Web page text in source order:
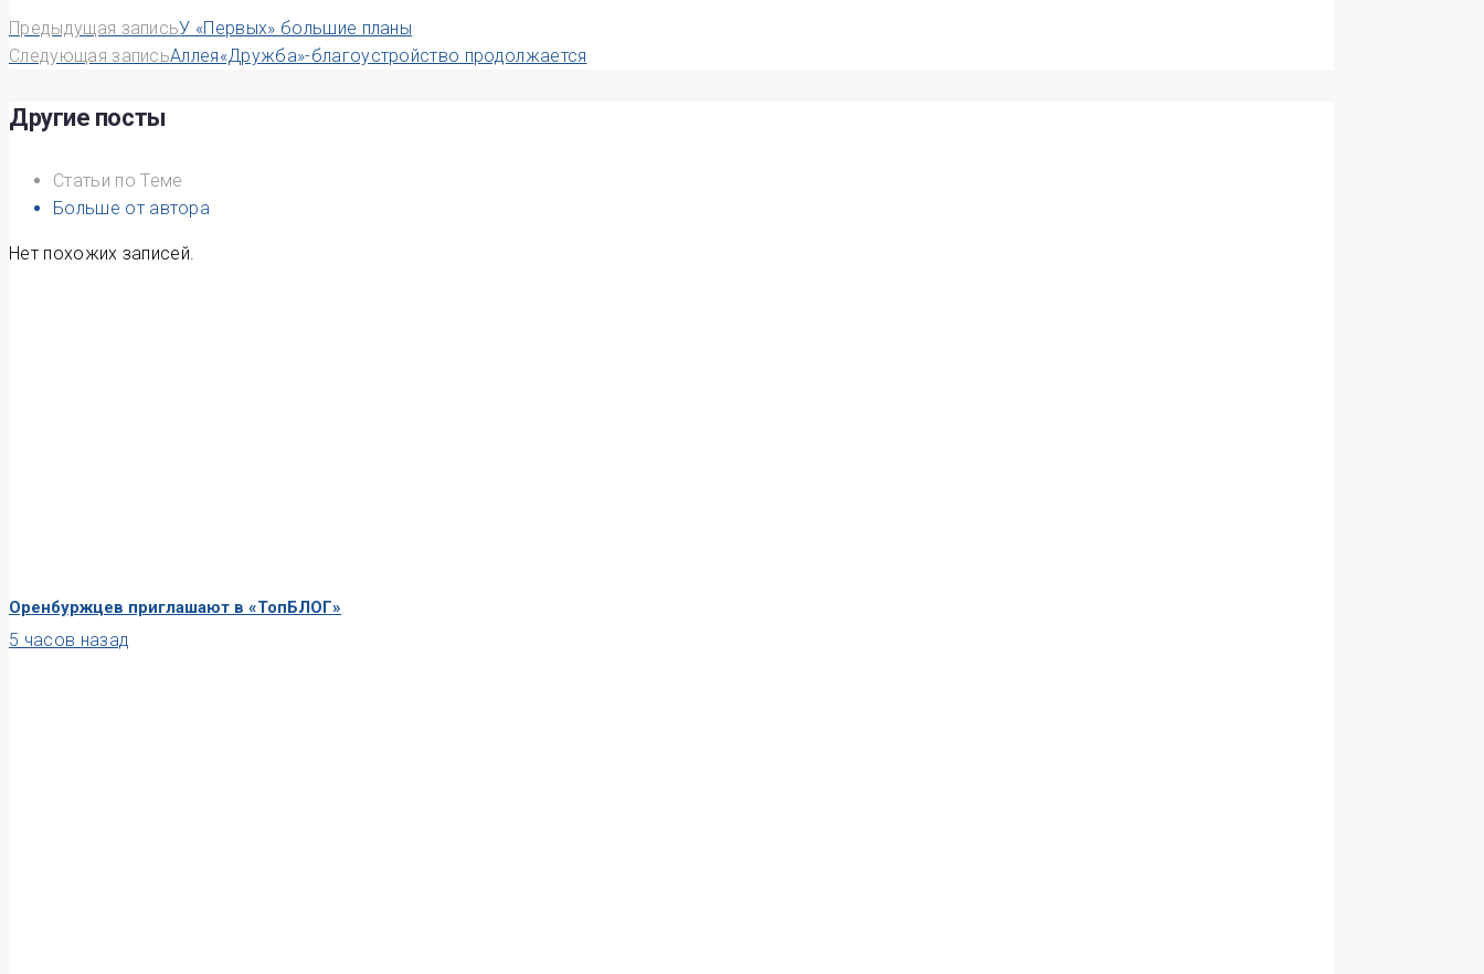
Навигация
по
записям
Предыдущая записьУ «Первых» большие планы
Следующая записьАллея«Дружба»-благоустройство продолжается
Другие посты
Статьи по Теме
Больше от автора
Нет похожих записей.
Оренбуржцев приглашают в «ТопБЛОГ»
5 часов назад